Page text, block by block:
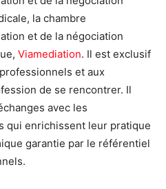
la chambre
et de la négociation
Viamediation. Il est exclusif
et aux
de se rencontrer. Il
avec les
qui enrichissent leur pratique
garantie par le référentiel